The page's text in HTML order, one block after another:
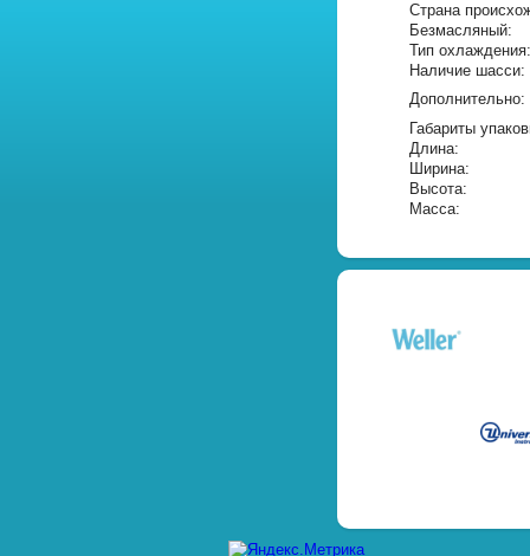
Страна
Безмасляный:
Тип охлаждения:
Наличие шасси:
Дополнительно:
Габариты
Длина:
Ширина:
Высота:
Масса: